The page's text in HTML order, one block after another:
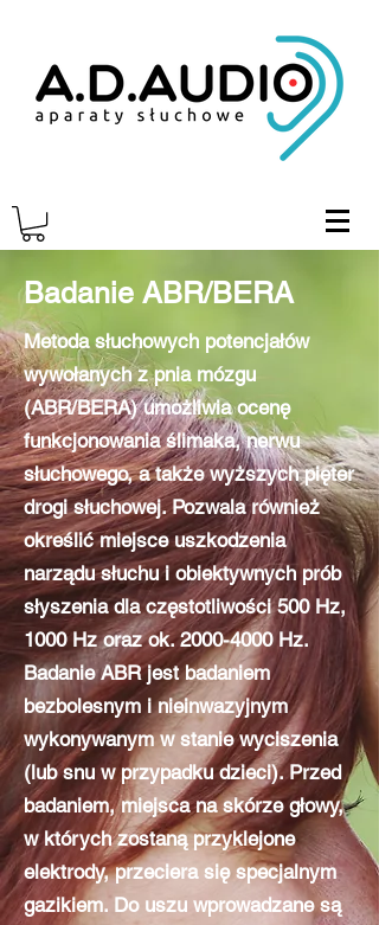
Badanie ABR/BERA
Metoda słuchowych potencjałów
wywołanych z pnia mózgu
(ABR/BERA) umożliwia ocenę
funkcjonowania ślimaka, nerwu
słuchowego, a także wyższych pięter
drogi słuchowej. Pozwala również
określić miejsce uszkodzenia
narządu słuchu i obiektywnych prób
słyszenia dla częstotliwości 500 Hz,
1000 Hz oraz ok.2000-4000Hz.
Badanie ABR jest badaniem
bezbolesnym i nieinwazyjnym
wykonywanym w stanie wyciszenia
(lub snu w przypadku dzieci). Przed
badaniem, miejsca na skórze głowy,
w których zostaną przyklejone
elektrody, przeciera się specjalnym
gazikiem. Do uszu wprowadzane są